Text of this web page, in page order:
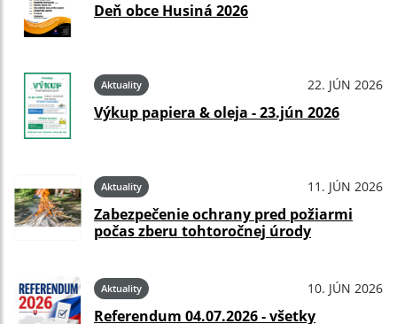
Deň obce Husiná 2026
Aktuality 22. JÚN 2026
Výkup papiera & oleja - 23.jún 2026
Aktuality 11. JÚN 2026
Zabezpečenie ochrany pred požiarmi
počas zberu tohtoročnej úrody
Aktuality 10. JÚN 2026
Referendum 04.07.2026 - všetky